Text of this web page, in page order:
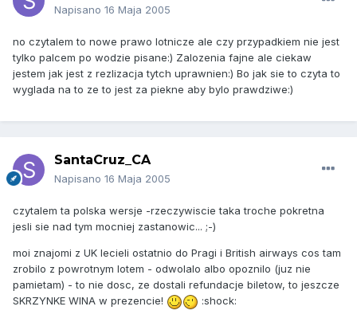
Napisano 16 Maja 2005
no czytalem to nowe prawo lotnicze ale czy przypadkiem nie jest
tylko palcem po wodzie pisane:) Zalozenia fajne ale ciekaw
jestem jak jest z rezlizacja tytch uprawnien:) Bo jak sie to czyta to
wyglada na to ze to jest za piekne aby bylo prawdziwe:)
SantaCruz_CA
Napisano 16 Maja 2005
czytalem ta polska wersje -rzeczywiscie taka troche pokretna
jesli sie nad tym mocniej zastanowic... ;-)
moi znajomi z UK lecieli ostatnio do Pragi i British airways cos tam
zrobilo z powrotnym lotem - odwolalo albo opoznilo (juz nie
pamietam) - to nie dosc, ze dostali refundacje biletow, to jeszcze
SKRZYNKE WINA w prezencie!
:shock: